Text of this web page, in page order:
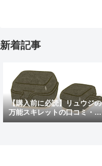
新着記事
【購入前に必読】リュウジの
万能スキレットの口コミ・評
判まとめ｜後悔しないための